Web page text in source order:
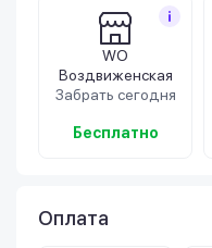
WO
Воздвиженская
Забрать сегодня
Бесплатно
Оплата